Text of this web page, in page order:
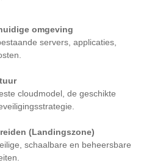
omgeving
servers, applicaties,
cloudmodel, de geschikte
(Landingszone)
schaalbare en beheersbare